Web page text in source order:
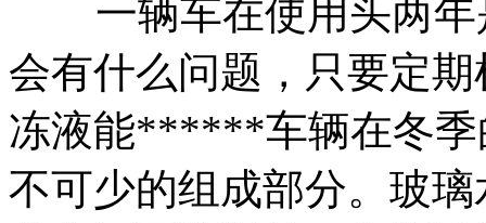
一辆车在使用头两
会有什么问题，只要定
冻液能******车辆在冬季
不可少的组成部分。玻